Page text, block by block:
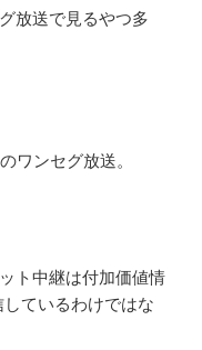
放送で見るやつ多
ワンセグ放送。
ト中継は付加価値情
ているわけではな